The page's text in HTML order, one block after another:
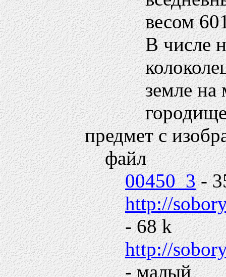
весом
В числе
земле
предмет с
файл
00450_3-
http://
- 68 k
http://
- малый